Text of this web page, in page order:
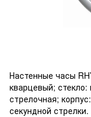
Настенные часы
кварцевый; стекло:
стрелочная;
секундной стрелки.